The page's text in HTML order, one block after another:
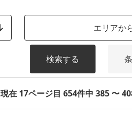
エリアか
検索する
現在 17ページ目 654件中 385 〜